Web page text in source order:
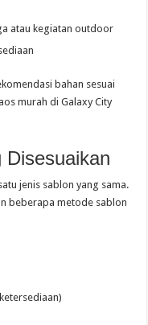
atau kegiatan outdoor
bahan sesuai
murah di Galaxy City
Disesuaikan
jenis sablon yang sama.
beberapa metode sablon